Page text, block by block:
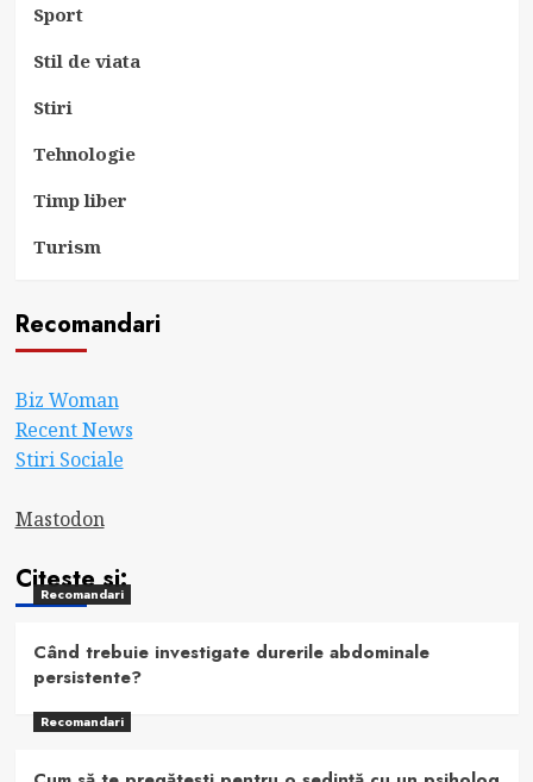
Sport
Stil de viata
Stiri
Tehnologie
Timp liber
Turism
Recomandari
Biz Woman
Recent News
Stiri Sociale
Mastodon
Citeste si:
Recomandari
Când trebuie investigate durerile abdominale
persistente?
Recomandari